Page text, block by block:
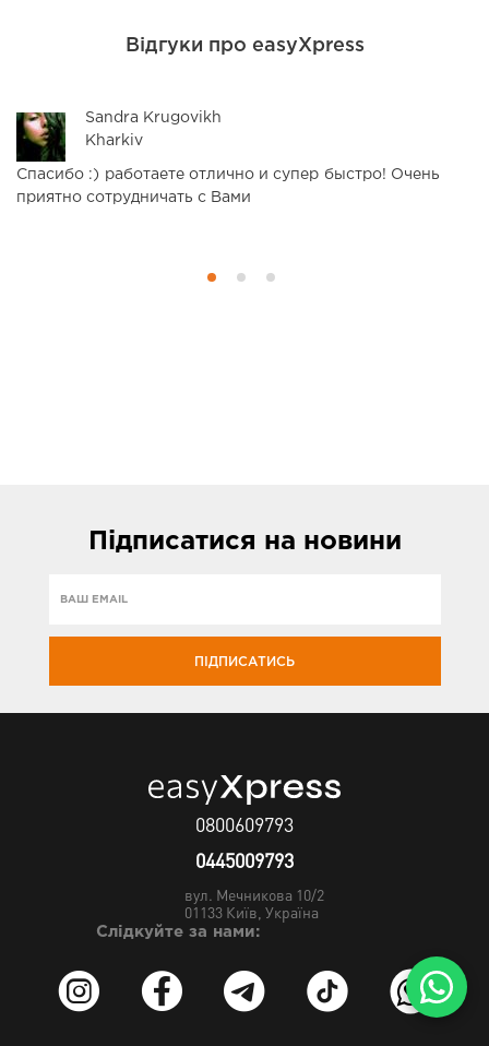
Відгуки про easyXpress
Sandra Krugovikh
Kharkiv
Спасибо :) работаете отлично и супер быстро! Очень
приятно сотрудничать с Вами
Підписатися на новини
ПІДПИСАТИСЬ
0800609793
0445009793
вул. Мечникова 10/2
01133 Київ, Україна
Слідкуйте за нами: